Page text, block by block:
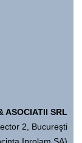
ASOCIATII SRL
2, Bucureşti